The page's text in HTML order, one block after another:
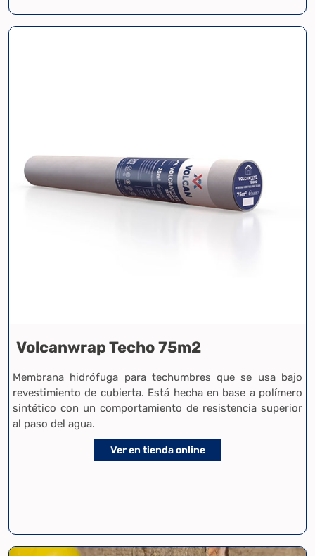
Volcanwrap Techo 75m2
Membrana hidrófuga para techumbres que se usa bajo
revestimiento de cubierta. Está hecha en base a polímero
sintético con un comportamiento de resistencia superior
al paso del agua.
Ver en tienda online